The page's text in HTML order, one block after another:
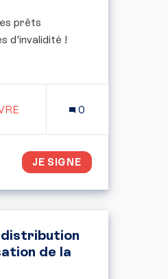
PAS UN DE PLUS
prêts
d'invalidité !
0
JE SIGNE
de la